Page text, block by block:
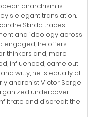
anarchism is
elegant translation.
Skirda traces
and ideology across
engaged, he offers
thinkers and, more
influenced, came out
witty, he is equally at
anarchist Victor Serge
undercover
and discredit the